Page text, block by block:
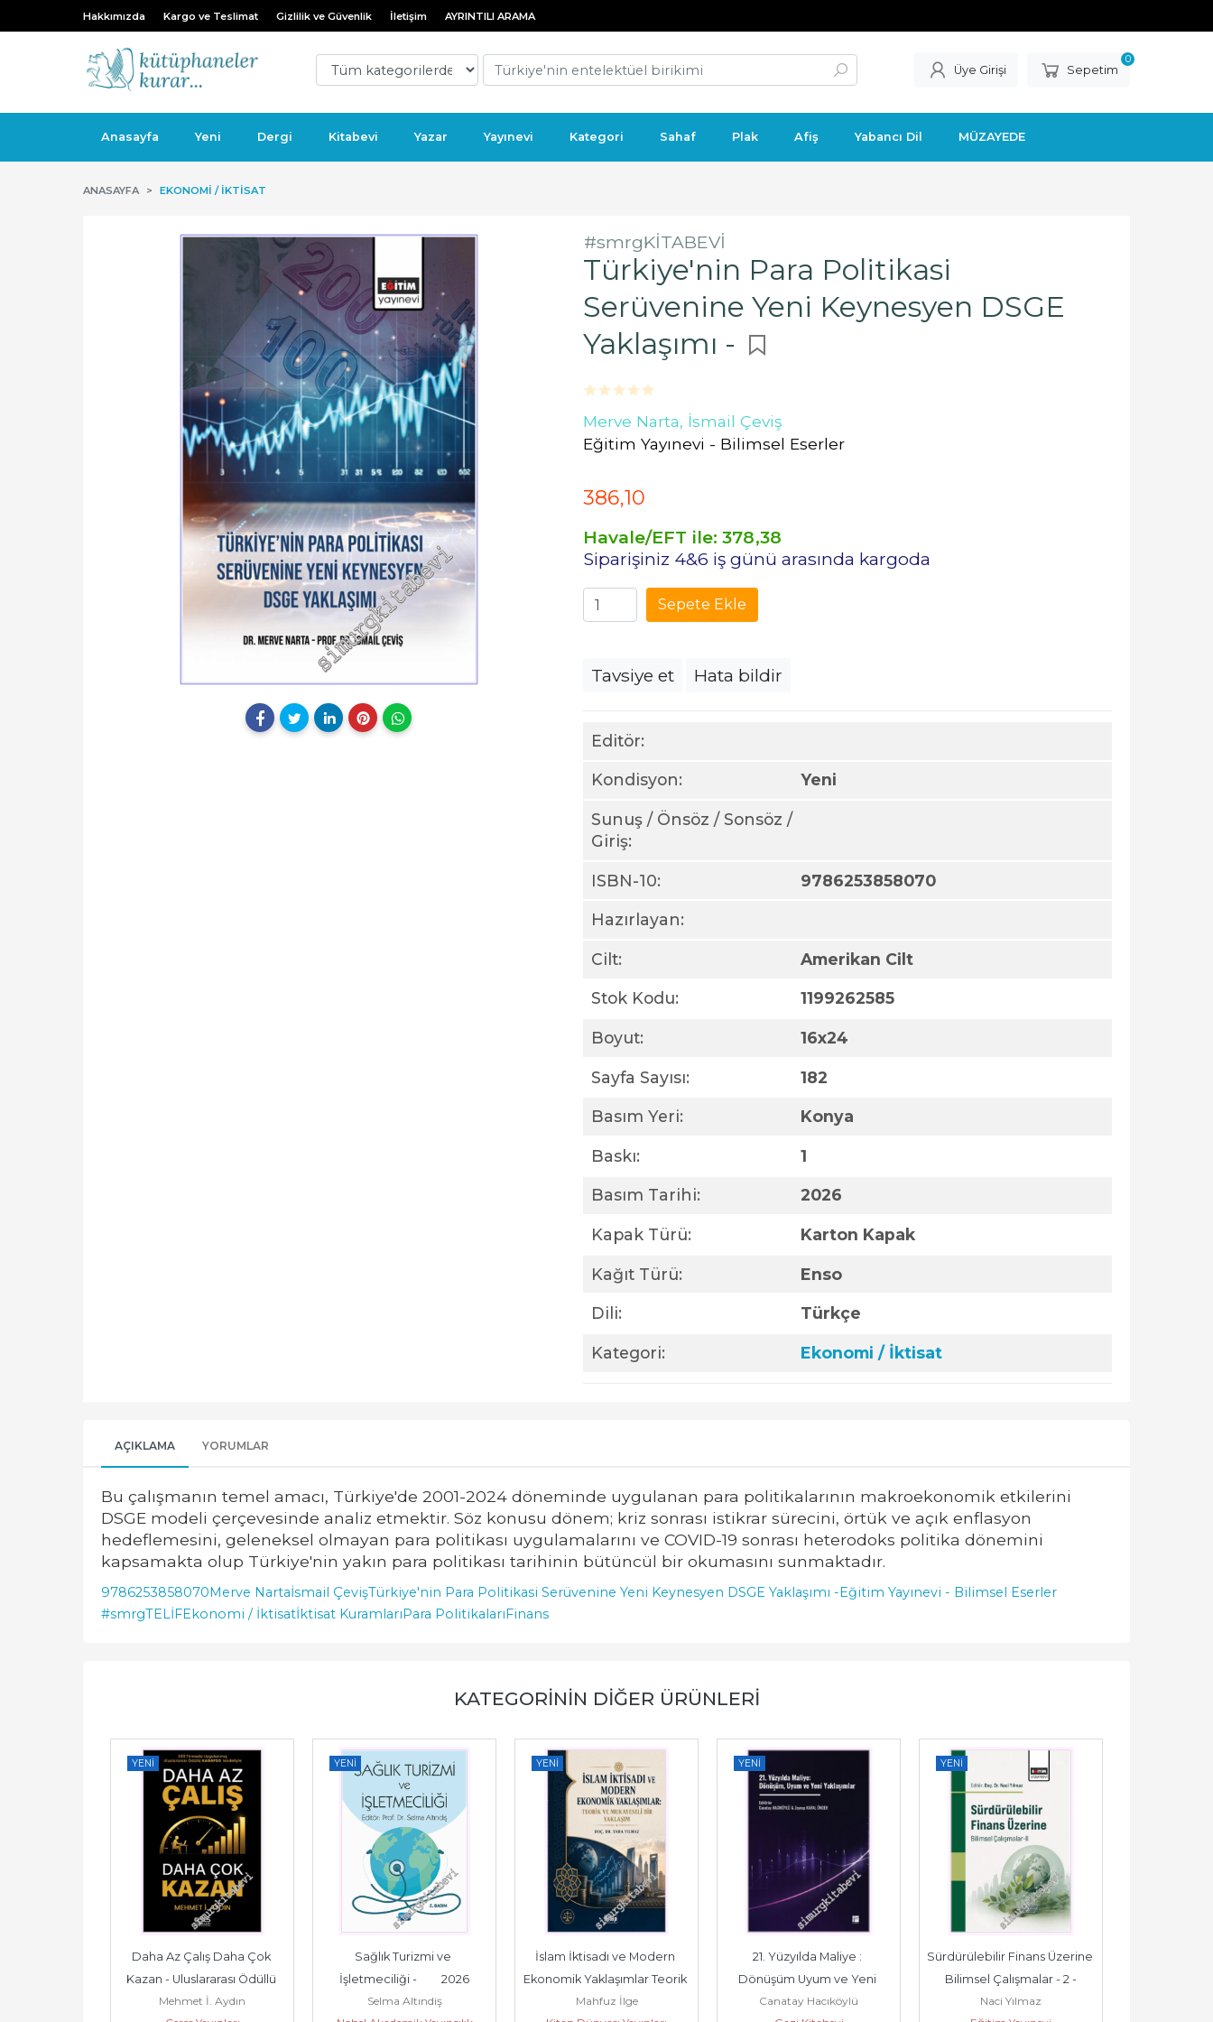
Hakkımızda Kargo ve Teslimat Gizlilik ve Güvenlik İletişim AYRINTILI ARAMA
Üye Girişi Sepetim
0
Anasayfa Yeni Dergi Kitabevi Yazar Yayınevi Kategori Sahaf Plak Afiş Yabancı Dil MÜZAYEDE
ANASAYFA EKONOMI / İKTISAT
#smrgKİTABEVİ
Türkiye'nin Para Politikasi
Serüvenine Yeni Keynesyen DSGE
Yaklaşımı -
Merve Narta, İsmail Çeviş
Eğitim Yayınevi - Bilimsel Eserler
Editör:
Kondisyon: Yeni
Sunuş / Önsöz / Sonsöz /
Giriş:
ISBN-10: 9786253858070
Hazırlayan:
Cilt: Amerikan Cilt
Stok Kodu: 1199262585
Boyut: 16x24
Sayfa Sayısı: 182
Basım Yeri: Konya
Baskı: 1
Basım Tarihi: 2026
Kapak Türü: Karton Kapak
Kağıt Türü: Enso
Dili: Türkçe
Kategori: Ekonomi / İktisat
386,10
Havale/EFT ile: 378,38
Siparişiniz 4&6 iş günü arasında kargoda
Sepete Ekle
Tavsiye et Hata bildir
AÇIKLAMA YORUMLAR
Bu çalışmanın temel amacı, Türkiye'de 2001-2024 döneminde uygulanan para politikalarının makroekonomik etkilerini
DSGE modeli çerçevesinde analiz etmektir. Söz konusu dönem; kriz sonrası istikrar sürecini, örtük ve açık enflasyon
hedeflemesini, geleneksel olmayan para politikası uygulamalarını ve COVID-19 sonrası heterodoks politika dönemini
kapsamakta olup Türkiye'nin yakın para politikası tarihinin bütüncül bir okumasını sunmaktadır.
9786253858070Merve Nartaİsmail ÇevişTürkiye'nin Para Politikasi Serüvenine Yeni Keynesyen DSGE Yaklaşımı -Eğitim Yayınevi - Bilimsel Eserler
#smrgTELİFEkonomi / İktisatİktisat KuramlarıPara PolitikalarıFinans
KATEGORININ DIĞER ÜRÜNLERI
YENI
Daha Az Çalış Daha Çok
Kazan - Uluslararası Ödüllü
KAGAPSO Modeliyle -...
Mehmet İ. Aydın
YENI
Sağlık Turizmi ve
İşletmeciliği -         2026
Selma Altındiş
YENI
İslam İktisadı ve Modern
Ekonomik Yaklaşımlar Teorik
ve Mukayeseli Bir...
Mahfuz İlge
YENI
21. Yüzyılda Maliye :
Dönüşüm Uyum ve Yeni
Yaklaşımlar -
Canatay Hacıköylü
YENI
Sürdürülebilir Finans Üzerine
Bilimsel Çalışmalar - 2 -
Naci Yılmaz